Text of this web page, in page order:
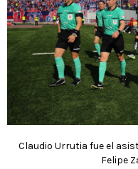
Claudio Urrutia fue el
Felipe